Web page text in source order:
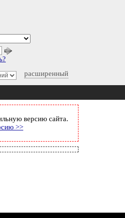
расширенный
версию сайта.
>>